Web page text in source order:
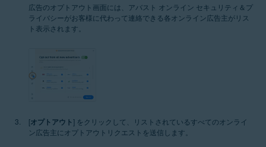
広告のオプトアウト画面には、アバスト オンライン セキュリティ＆プ
ライバシーがお客様に代わって連絡できる各オンライン広告主がリス
ト表示されます。
[オプトアウト] をクリックして、リストされているすべてのオンライ
ン広告主にオプトアウトリクエストを送信します。